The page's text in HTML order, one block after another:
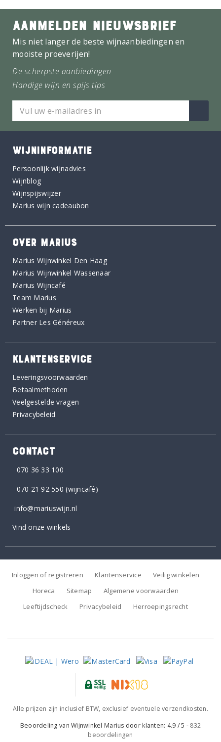
AANMELDEN NIEUWSBRIEF
Mis niet langer de beste wijnaanbiedingen en
mooiste proeverijen!
De scherpste aanbiedingen
Handige wijn en spijs tips
WIJNINFORMATIE
Persoonlijk wijnadvies
Wijnblog
Wijnspijswijzer
Marius wijn cadeaubon
OVER MARIUS
Marius Wijnwinkel Den Haag
Marius Wijnwinkel Wassenaar
Marius Wijncafé
Team Marius
Werken bij Marius
Partner Les Généreux
KLANTENSERVICE
Leveringsvoorwaarden
Betaalmethoden
Veelgestelde vragen
Privacybeleid
CONTACT
070 36 33 100
070 21 92 550 (wijncafé)
info@mariuswijn.nl
Vind onze winkels
Inloggen of registreren Klantenservice
Veilig winkelen
Horeca
Sitemap
Algemene voorwaarden
Leeftijdscheck
Privacybeleid Herroepingsrecht
Alle prijzen zijn inclusief BTW, exclusief eventuele verzendkosten.
Beoordeling vanWijnwinkel Marius door klanten: 4.9 /5 - 832
beoordelingen